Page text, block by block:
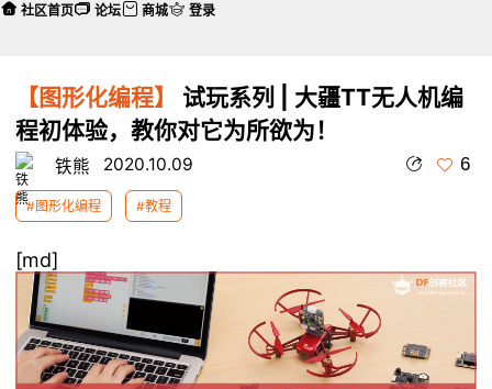
【图形化编程】
试玩系列 | 大疆TT无人机编
程初体验，教你对它为所欲为！
铁熊 2020.10.09 6
#图形化编程 #教程
[md]
社区首页 论坛 商城 登录